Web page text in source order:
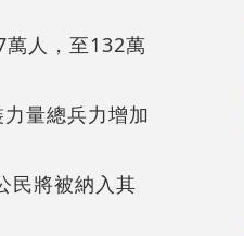
萬人，至132萬
量總兵力增加
民將被納入其